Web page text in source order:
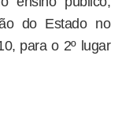
do Estado no
para o 2º lugar